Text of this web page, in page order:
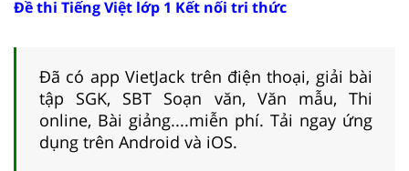
Đề thi Tiếng Việt lớp 1 Kết nối tri thức
Đã có app VietJack trên điện thoại, giải bài
tập SGK, SBT Soạn văn, Văn mẫu, Thi
online, Bài giảng....miễn phí. Tải ngay ứng
dụng trên Android và iOS.